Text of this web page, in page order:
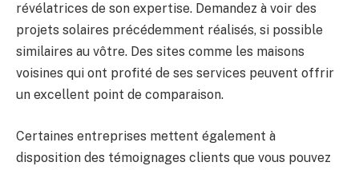
révélatrices de son expertise. Demandez à voir des
projets solaires précédemment réalisés, si possible
similaires au vôtre. Des sites comme les maisons
voisines qui ont profité de ses services peuvent offrir
un excellent point de comparaison.
Certaines entreprises mettent également à
disposition des témoignages clients que vous pouvez